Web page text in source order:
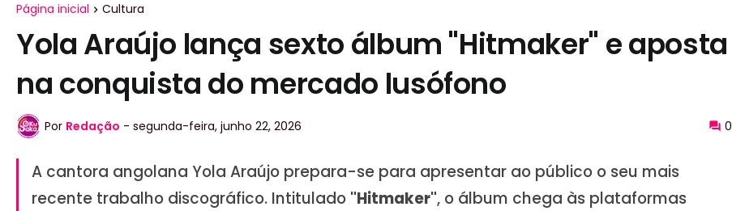
Página inicial Cultura
Yola Araújo lança sexto álbum "Hitmaker" e aposta
na conquista do mercado lusófono
Por Redação - segunda-feira, junho 22, 2026 0
A cantora angolana Yola Araújo prepara-se para apresentar ao público o seu mais
recente trabalho discográfico. Intitulado "Hitmaker", o álbum chega às plataformas